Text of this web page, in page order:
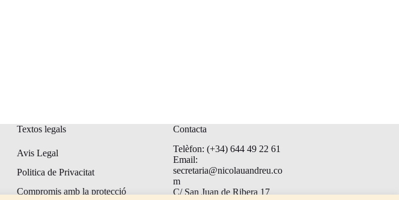
Textos legals
Avis Legal
Politica de Privacitat
Compromis amb la protecció
Contacta
Telèfon: (+34) 644 49 22 61
Email:
secretaria@nicolauandreu.co
m
C/ San Juan de Ribera 17